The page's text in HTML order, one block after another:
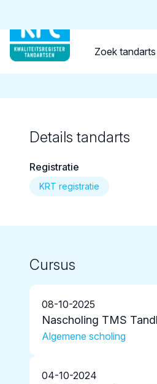
Zoek tandarts
Terug naar overzicht
Details tandarts
Registratie
KRT registratie
Cursus
08-10-2025
Nascholing TMS
Algemene scholing
04-10-2024